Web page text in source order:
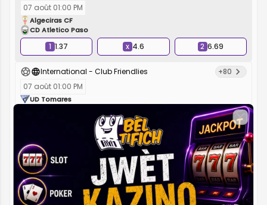
07 août 01:00 PM
Algeciras CF
CD Atletico Paso
1 1.37 x 4.6 2 6.69
International - Club Friendlies
+80
07 août 01:00 PM
UD Tomares
x 3.25 2 2.54
Suisse - Challenge League
+304
07 août 01:15 PM
Etoile Carouge FC
Neuchâtel Xamax FCS
Close